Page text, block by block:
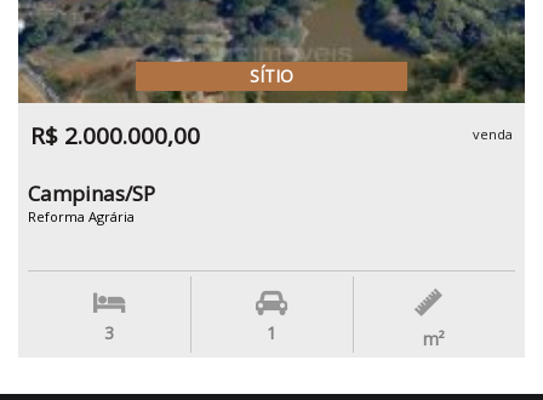
SÍTIO
R$ 2.000.000,00 venda
Campinas/SP
Reforma Agrária
3 1 m²